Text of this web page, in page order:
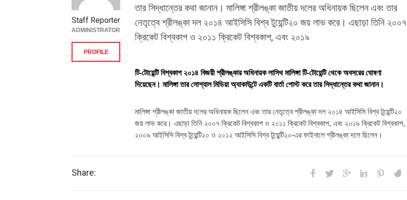
তার সিদ্ধান্তের কথা জানান। মালিঙ্গা শ্রীলঙ্কা জাতীয় দলের অধিনায়ক ছিলেন এবং তার
নেতৃত্বে শ্রীলঙ্কা দল ২০১৪ আইসিসি বিশ্ব টুয়েন্টি২০ জয় লাভ করে। এছাড়া তিনি ২০০৭
ক্রিকেট বিশ্বকাপ ও ২০১১ ক্রিকেট বিশ্বকাপ, এবং ২০১৯
টি-টোয়েন্টি বিশ্বকাপ ২০১৪ বিজয়ী শ্রীলঙ্কার অধিনায়ক লাসিথ মালিঙ্গা টি-টোয়েন্টি থেকে অবসরের ঘোষণা
দিয়েছেন। মালিঙ্গা তার সোশ্যাল মিডিয়া অ্যাকাউন্টে একটি বার্তা পোস্ট করে তার সিদ্ধান্তের কথা জানান।
মালিঙ্গা শ্রীলঙ্কা জাতীয় দলের অধিনায়ক ছিলেন এবং তার নেতৃত্বে শ্রীলঙ্কা দল ২০১৪ আইসিসি বিশ্ব টুয়েন্টি২০
জয় লাভ করে। এছাড়া তিনি ২০০৭ ক্রিকেট বিশ্বকাপ ও ২০১১ ক্রিকেট বিশ্বকাপ, এবং ২০১৯ ক্রিকেট বিশ্বকাপ,
২০০৯ আইসিসি বিশ্ব টুয়েন্টি২০ ও ২০১২ আইসিসি বিশ্ব টুয়েন্টি২০-এর ফাইনালে শ্রীলঙ্কা দলে ছিলেন।
Staff Reporter
ADMINISTRATOR
PROFILE
Share: